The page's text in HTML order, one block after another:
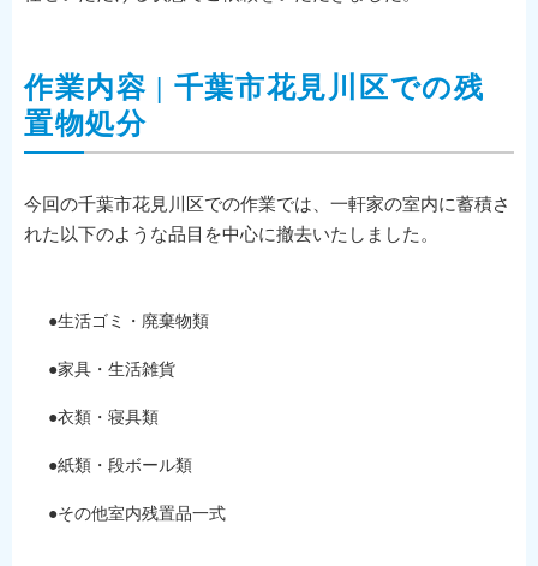
作業内容 | 千葉市花見川区での残
置物処分
今回の千葉市花見川区での作業では、一軒家の室内に蓄積さ
れた以下のような品目を中心に撤去いたしました。
●生活ゴミ・廃棄物類
●家具・生活雑貨
●衣類・寝具類
●紙類・段ボール類
●その他室内残置品一式